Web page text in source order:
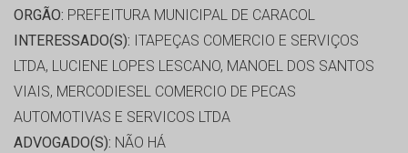
ORGÃO: PREFEITURA MUNICIPAL DE CARACOL
INTERESSADO(S): ITAPEÇAS COMERCIO E SERVIÇOS
LTDA, LUCIENE LOPES LESCANO, MANOEL DOS SANTOS
VIAIS, MERCODIESEL COMERCIO DE PECAS
AUTOMOTIVAS E SERVICOS LTDA
ADVOGADO(S): NÃO HÁ